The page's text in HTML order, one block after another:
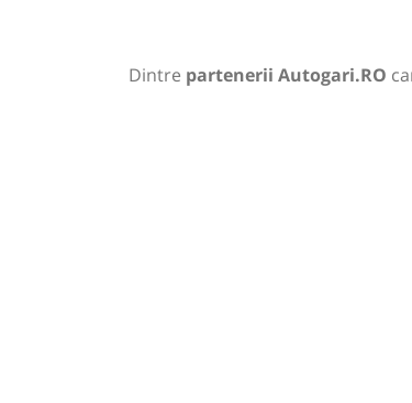
Dintre partenerii Autogari.RO